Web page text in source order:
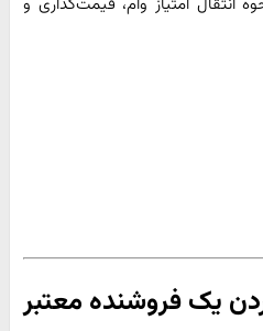
یک فروشنده معتبر